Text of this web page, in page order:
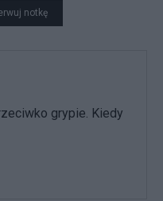
notkę
grypie. Kiedy